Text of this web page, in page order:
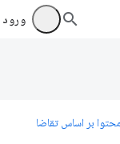
ورود به
بر اساس تقاضا